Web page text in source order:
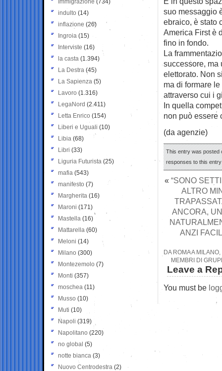
suo messaggio
ebraico, è stato
America First è
fino in fondo.
La
successore, ma
elettorato. Non
ma di formare
attraverso cui i
In quella
non può essere
(da agenzie)
This entry was posted
responses to this
« “SONO
ALTRO
ANCORA,
ANZI
DA ROMA A
MEMBRI DI
Leave a
You must be
Immigrazione (734)
indulto (14)
inflazione (26)
Ingroia (15)
Interviste (16)
la casta (1.394)
La Destra (45)
La Sapienza (5)
Lavoro (1.316)
LegaNord (2.411)
Letta Enrico (154)
Liberi e Uguali (10)
Libia (68)
Libri (33)
Liguria Futurista (25)
mafia (543)
manifesto (7)
Margherita (16)
Maroni (171)
Mastella (16)
Mattarella (60)
Meloni (14)
Milano (300)
Montezemolo (7)
Monti (357)
moschea (11)
Musso (10)
Muti (10)
Napoli (319)
Napolitano (220)
no global (5)
notte bianca (3)
Nuovo Centrodestra (2)